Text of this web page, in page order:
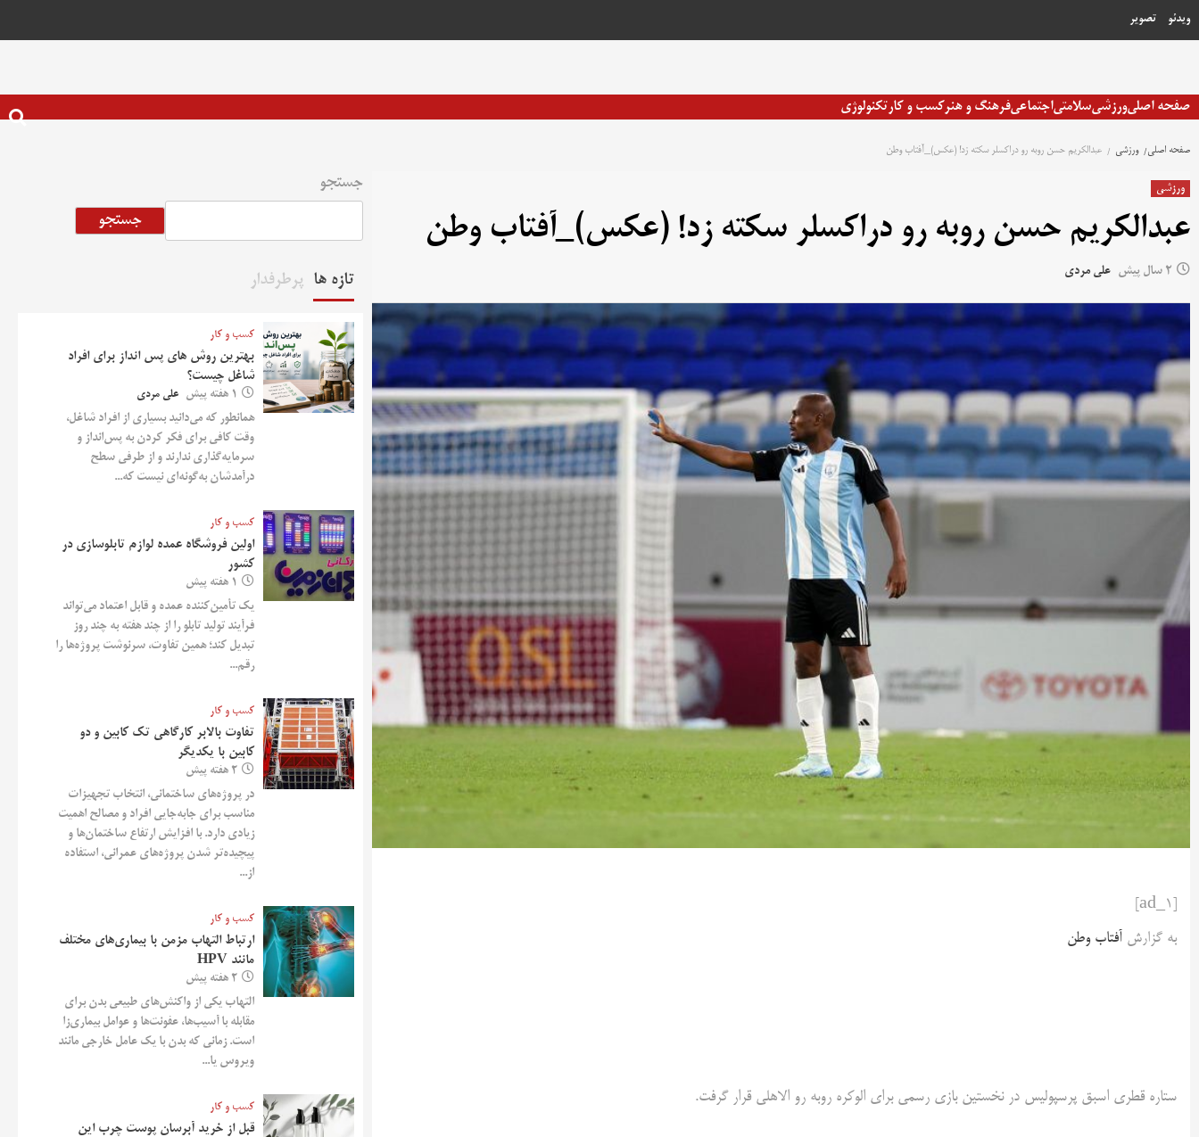
به
ویدئو تصویر
صفحه اصلیورزشیسلامتیاجتماعیفرهنگ و هنرکسب و کارتکنولوژی
صفحه اصلی ورزشی عبدالکریم حسن روبه رو دراکسلر سکته زد! (عکس)_آفتاب وطن
ورزشی
عبدالکریم حسن روبه رو دراکسلر سکته زد! (عکس)_آفتاب وطن
2 سال پیش علی مردی
به گزارش آفتاب وطن
ستاره قطری اسبق پرسپولیس در نخستین بازی رسمی برای الوکره روبه رو الاهلی قرار گرفت.
جستجو
جستجو
تازه ها پرطرفدار
کسب و کار
بهترین روش‌ های پس‌ انداز برای افراد
شاغل چیست؟
1 هفته پیش علی مردی
همانطور که می‌دانید بسیاری از افراد شاغل،
وقت کافی برای فکر کردن به پس‌انداز و
سرمایه‌گذاری ندارند و از طرفی سطح
درآمدشان به‌گونه‌ای نیست که...
کسب و کار
اولین فروشگاه عمده لوازم تابلوسازی در
کشور
1 هفته پیش
یک تأمین‌کننده عمده و قابل اعتماد می‌تواند
فرآیند تولید تابلو را از چند هفته به چند روز
تبدیل کند؛ همین تفاوت، سرنوشت پروژه‌ها را
رقم...
کسب و کار
تفاوت بالابر کارگاهی تک کابین و دو
کابین با یکدیگر
2 هفته پیش
در پروژه‌های ساختمانی، انتخاب تجهیزات
مناسب برای جابه‌جایی افراد و مصالح اهمیت
زیادی دارد. با افزایش ارتفاع ساختمان‌ها و
پیچیده‌تر شدن پروژه‌های عمرانی، استفاده
از...
کسب و کار
ارتباط التهاب مزمن با بیماری‌های مختلف
مانند HPV
2 هفته پیش
التهاب یکی از واکنش‌های طبیعی بدن برای
مقابله با آسیب‌ها، عفونت‌ها و عوامل بیماری‌زا
است. زمانی که بدن با یک عامل خارجی مانند
ویروس یا...
کسب و کار
قبل از خرید آبرسان پوست چرب این